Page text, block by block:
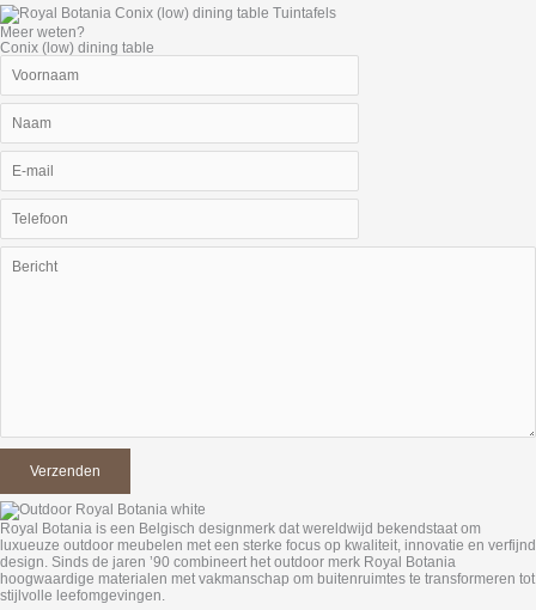
Meer weten?
Conix (low) dining table
Royal Botania is een Belgisch designmerk dat wereldwijd bekendstaat om
luxueuze outdoor meubelen met een sterke focus op kwaliteit, innovatie en verfijnd
design. Sinds de jaren ’90 combineert het outdoor merk Royal Botania
hoogwaardige materialen met vakmanschap om buitenruimtes te transformeren tot
stijlvolle leefomgevingen.